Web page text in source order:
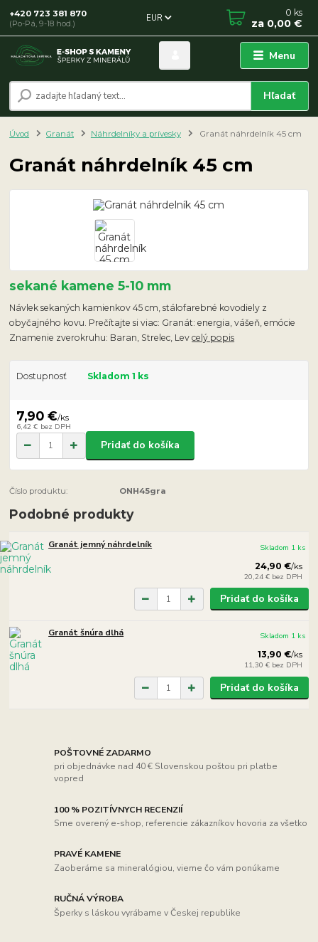
Menu
EUR
Hľadať
+420 723 381 870
(Po-Pá, 9-18 hod.)
0 ks
za 0,00 €
Úvod Granát Náhrdelníky a prívesky Granát náhrdelník 45 cm
Granát náhrdelník 45 cm
sekané kamene 5-10 mm
Návlek sekaných kamienkov 45 cm, stálofarebné kovodiely z
obyčajného kovu. Prečítajte si viac: Granát: energia, vášeň, emócie
Znamenie zverokruhu: Baran, Strelec, Levcelý popis
Dostupnosť Skladom 1 ks
7,90 €/ks
6,42 € bez DPH
Pridať do košíka
Číslo produktu: ONH45gra
Podobné produkty
Granát jemný náhrdelník
24,90 €/ks
20,24 € bez DPH
Skladom 1 ks
Pridať do košíka
Granát šnúra dlhá
13,90 €/ks
11,30 € bez DPH
Skladom 1 ks
Pridať do košíka
POŠTOVNÉ ZADARMO
pri objednávke nad 40 € Slovenskou poštou pri platbe
vopred
100 % POZITÍVNYCH RECENZIÍ
Sme overený e-shop, referencie zákazníkov hovoria za všetko
PRAVÉ KAMENE
Zaoberáme sa mineralógiou, vieme čo vám ponúkame
RUČNÁ VÝROBA
Šperky s láskou vyrábame v Českej republike